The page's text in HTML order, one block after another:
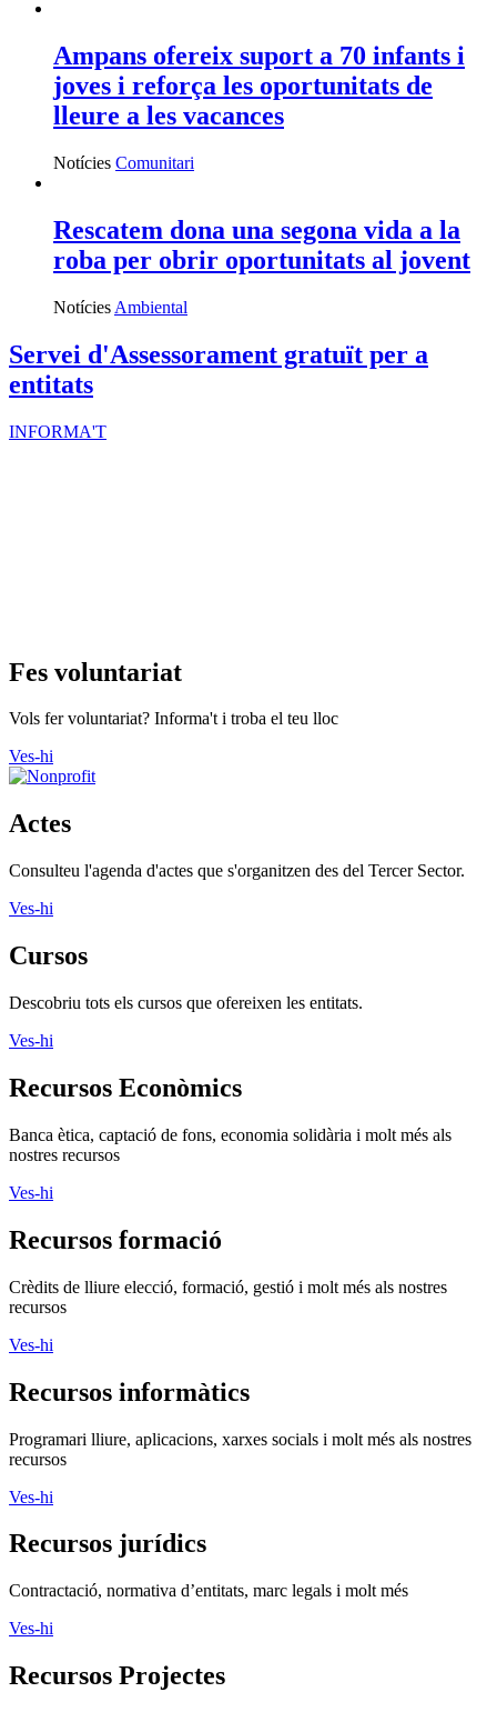
Ampans ofereix suport a 70 infants i
joves i reforça les oportunitats de
lleure a les vacances
Notícies Comunitari
Rescatem dona una segona vida a la
roba per obrir oportunitats al jovent
Notícies Ambiental
Servei d'Assessorament gratuït per a
entitats
INFORMA'T
Fes voluntariat
Vols fer voluntariat? Informa't i troba el teu lloc
Ves-hi
Actes
Consulteu l'agenda d'actes que s'organitzen des del Tercer Sector.
Ves-hi
Cursos
Descobriu tots els cursos que ofereixen les entitats.
Ves-hi
Recursos Econòmics
Banca ètica, captació de fons, economia solidària i molt més als
nostres recursos
Ves-hi
Recursos formació
Crèdits de lliure elecció, formació, gestió i molt més als nostres
recursos
Ves-hi
Recursos informàtics
Programari lliure, aplicacions, xarxes socials i molt més als nostres
recursos
Ves-hi
Recursos jurídics
Contractació, normativa d’entitats, marc legals i molt més
Ves-hi
Recursos Projectes